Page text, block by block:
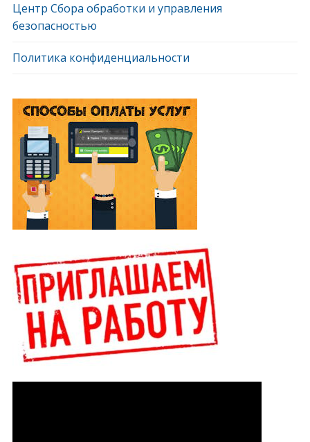
Центр Сбора обработки и управления
безопасностью
Политика конфиденциальности